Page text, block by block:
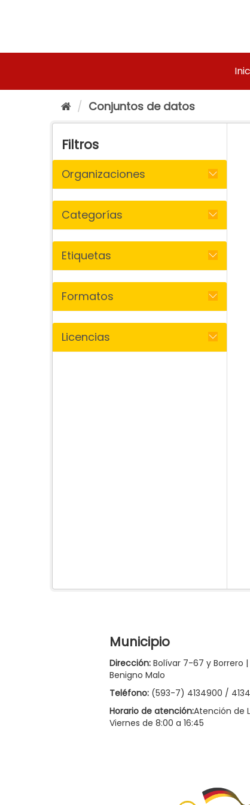
Conjuntos de datos
Filtros
Organizaciones
Categorías
Etiquetas
Formatos
Licencias
Municipio
Dirección: Bolívar 7-67 y Borrero
Benigno Malo
Teléfono: (593-7) 4134900 /
Horario de atención:Atención de
Viernes de 8:00 a 16:45